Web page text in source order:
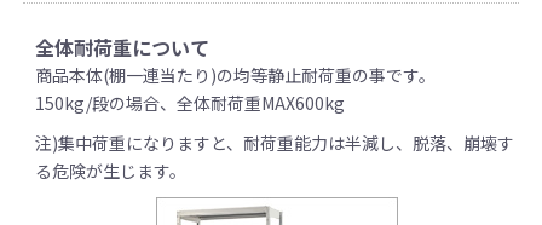
全体耐荷重について
商品本体(棚一連当たり)の均等静止耐荷重の事です。
150kg/段の場合、全体耐荷重MAX600kg
注)集中荷重になりますと、耐荷重能力は半減し、脱落、崩壊す
る危険が生じます。